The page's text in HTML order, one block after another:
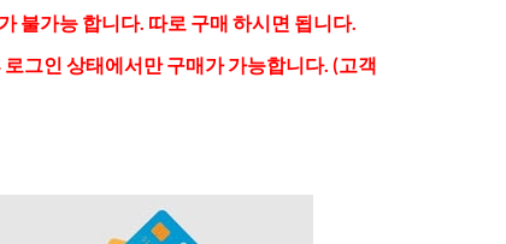
불가능 합니다. 따로 구매 하시면 됩니다.
그인 상태에서만 구매가 가능합니다. (고객